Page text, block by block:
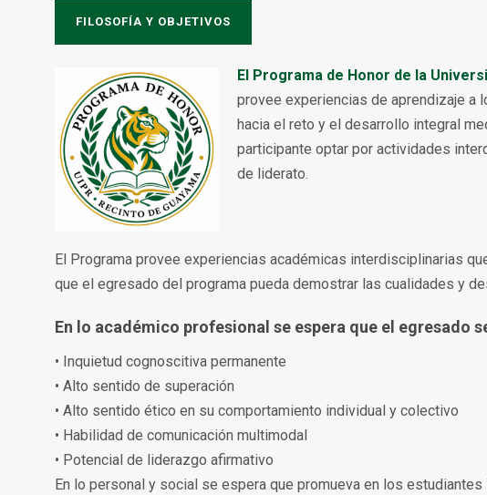
FILOSOFÍA Y OBJETIVOS
El Programa de Honor de la
provee experiencias de aprendizaje a
hacia el reto y el desarrollo integral
participante optar por actividades
de liderato.
El Programa provee experiencias académicas interdisciplinarias
que el egresado del programa pueda demostrar las cualidades y
En lo académico profesional se espera que el egresado
• Inquietud cognoscitiva permanente
• Alto sentido de superación
• Alto sentido ético en su comportamiento individual y colectivo
• Habilidad de comunicación multimodal
• Potencial de liderazgo afirmativo
En lo personal y social se espera que promueva en los